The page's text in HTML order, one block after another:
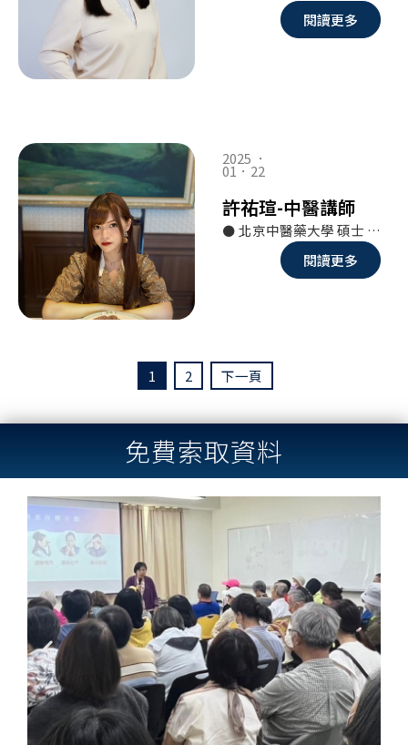
閱讀更多
2025 ．
01．22
許祐瑄-中醫講師
⚫ 北京中醫藥大學 碩士 ⚫ 中國中醫科學院西苑醫院 實習醫師 ⚫ 北京中醫藥大學第三附屬醫院 實習醫師
閱讀更多
1 2 下一頁
免費索取資料
Previous
slide
Next
slide